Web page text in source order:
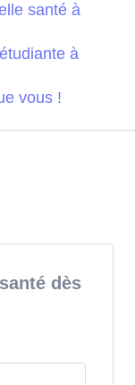
santé à
à
vous !
dès